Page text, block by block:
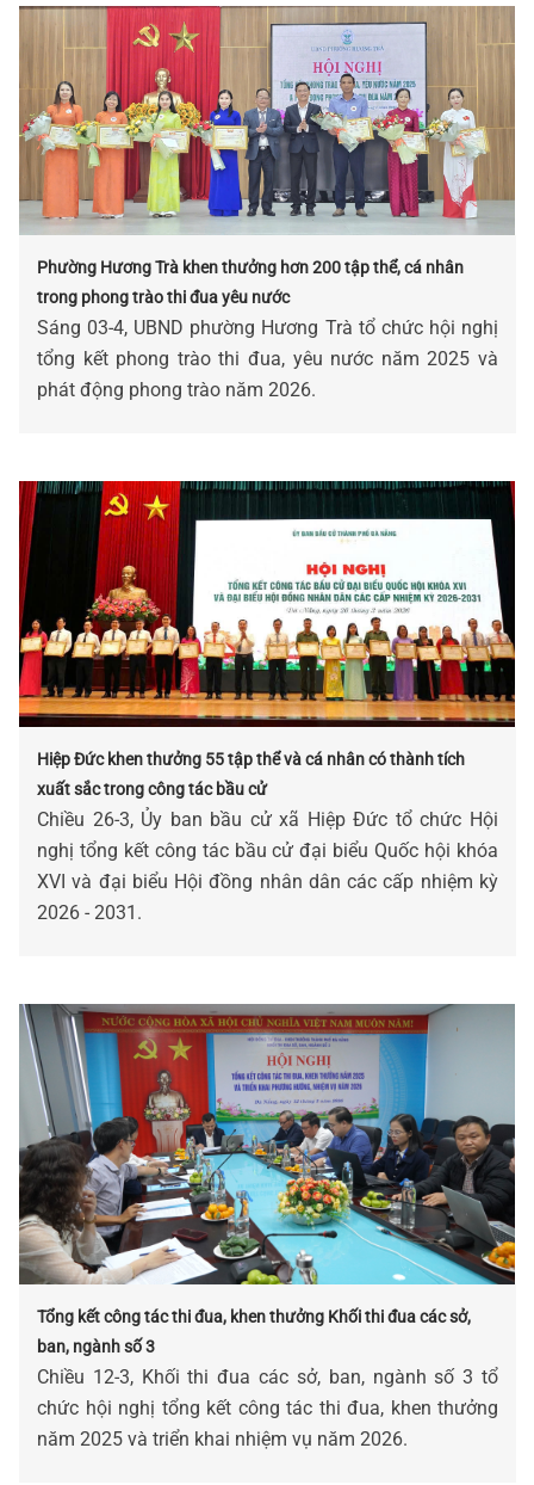
Phường Hương Trà khen thưởng hơn 200 tập thể, cá nhân
trong phong trào thi đua yêu nước
Sáng 03-4, UBND phường Hương Trà tổ chức hội nghị
tổng kết phong trào thi đua, yêu nước năm 2025 và
phát động phong trào năm 2026.
Hiệp Đức khen thưởng 55 tập thể và cá nhân có thành tích
xuất sắc trong công tác bầu cử
Chiều 26-3, Ủy ban bầu cử xã Hiệp Đức tổ chức Hội
nghị tổng kết công tác bầu cử đại biểu Quốc hội khóa
XVI và đại biểu Hội đồng nhân dân các cấp nhiệm kỳ
2026 - 2031.
Tổng kết công tác thi đua, khen thưởng Khối thi đua các sở,
ban, ngành số 3
Chiều 12-3, Khối thi đua các sở, ban, ngành số 3 tổ
chức hội nghị tổng kết công tác thi đua, khen thưởng
năm 2025 và triển khai nhiệm vụ năm 2026.